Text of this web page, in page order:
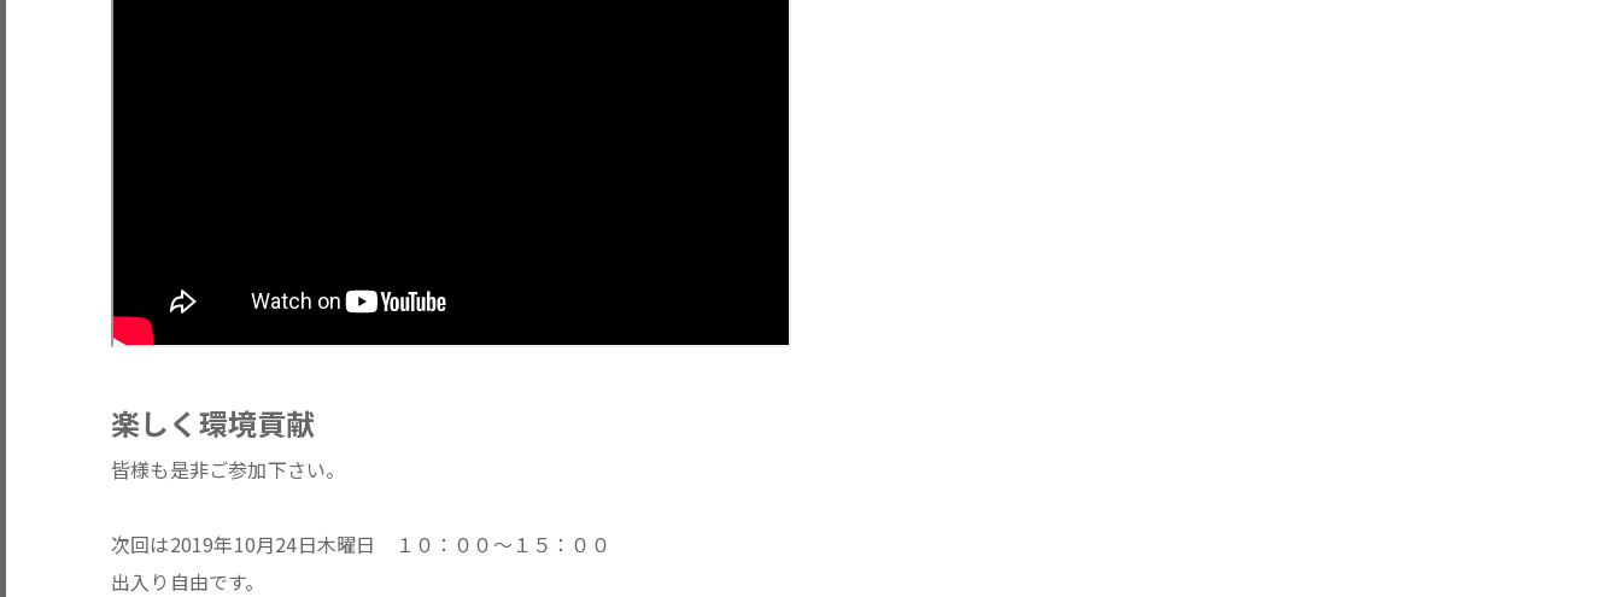
楽しく環境貢献
皆様も是非ご参加下さい。
次回は2019年10月24日木曜日 １０：００～１５：００
出入り自由です。